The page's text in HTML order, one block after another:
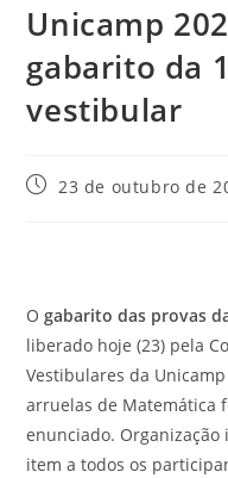
Unicamp
gabarito da
vestibular
Post23 de outubro de
Ogabarito das provas
liberado hoje (23) pela
Vestibulares da
arruelas de Matemática
enunciado.
item a todos os